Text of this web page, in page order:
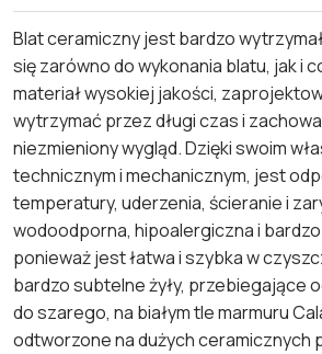
Blat ceramiczny jest bardzo
się zarówno do wykonania blatu, jak i
materiał wysokiej jakości,
wytrzymać przez długi czas i
niezmieniony wygląd. Dzięki swoim
technicznym i mechanicznym, jest
temperatury, uderzenia, ścieranie i
wodoodporna, hipoalergiczna i
ponieważ jest łatwa i szybka w
bardzo subtelne żyły, przebiegające
do szarego, na białym tle marmuru
odtworzone na dużych ceramicznych